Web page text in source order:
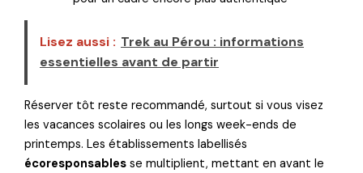
Lisez aussi : Trek au Pérou : informations
essentielles avant de partir
Réserver tôt reste recommandé, surtout si vous visez
les vacances scolaires ou les longs week-ends de
printemps. Les établissements labellisés
écoresponsables se multiplient, mettant en avant le